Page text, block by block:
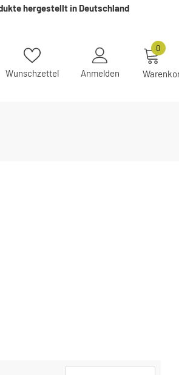
hergestellt in Deutschland
Wunschzettel Anmelden
0